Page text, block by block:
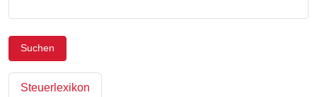
Suchen
Steuerlexikon